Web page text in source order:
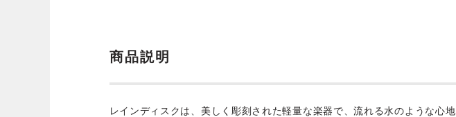
商品説明
レインディスクは、美しく彫刻された軽量な楽器で、流れる水のような心地